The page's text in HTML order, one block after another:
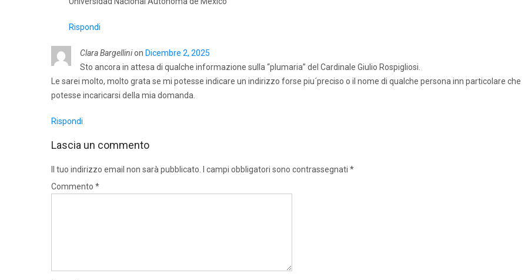
Rispondi
Clara Bargellinion Dicembre 2, 2025
Sto ancora in attesa di qualche informazione sulla “plumaria” del Cardinale Giulio Rospigliosi.
Le sarei molto, molto grata se mi potesse indicare un indirizzo forse piu´preciso o il nome di qualche persona inn particolare che
potesse incaricarsi della mia domanda.
Rispondi
Lascia un commento
Il tuo indirizzo email non sarà pubblicato. I campi obbligatori sono contrassegnati *
Commento *